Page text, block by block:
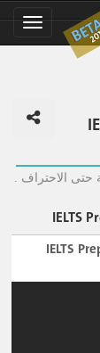
IELTS
> IELTS